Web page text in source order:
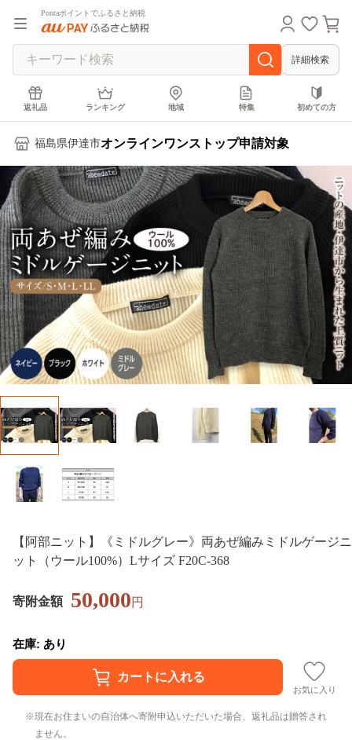
Pontaポイントでふるさと納税
詳細検索
返礼品 ランキング 地域 特集 初めての方
福島県伊達市オンラインワンストップ申請対象
【阿部ニット】《ミドルグレー》両あぜ編みミドルゲージニ
ット（ウール100%）Lサイズ F20C-368
寄附金額 50,000円
在庫: あり
お気に入り
現在お住まいの自治体へ寄附申込いただいた場合、返礼品は贈答され
ません。